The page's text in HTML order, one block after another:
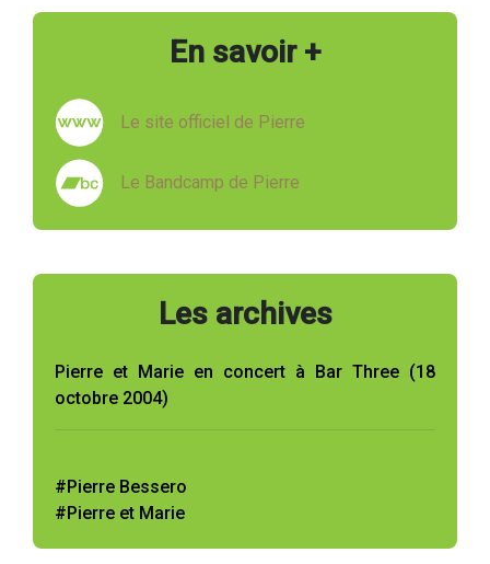
En savoir +
Le site officiel de Pierre
Le Bandcamp de Pierre
Les archives
Pierre et Marie en concert à Bar Three (18
octobre 2004)
#Pierre Bessero
#Pierre et Marie